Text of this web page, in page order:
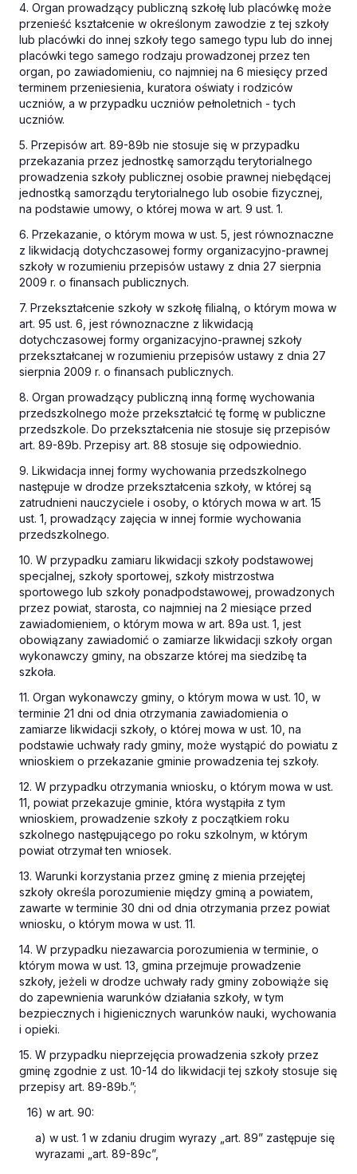
4. Organ prowadzący publiczną szkołę lub placówkę może
przenieść kształcenie w określonym zawodzie z tej szkoły
lub placówki do innej szkoły tego samego typu lub do innej
placówki tego samego rodzaju prowadzonej przez ten
organ, po zawiadomieniu, co najmniej na 6 miesięcy przed
terminem przeniesienia, kuratora oświaty i rodziców
uczniów, a w przypadku uczniów pełnoletnich - tych
uczniów.
5. Przepisów art. 89-89b nie stosuje się w przypadku
przekazania przez jednostkę samorządu terytorialnego
prowadzenia szkoły publicznej osobie prawnej niebędącej
jednostką samorządu terytorialnego lub osobie fizycznej,
na podstawie umowy, o której mowa w art. 9 ust. 1.
6. Przekazanie, o którym mowa w ust. 5, jest równoznaczne
z likwidacją dotychczasowej formy organizacyjno-prawnej
szkoły w rozumieniu przepisów ustawy z dnia 27 sierpnia
2009 r. o finansach publicznych.
7. Przekształcenie szkoły w szkołę filialną, o którym mowa w
art. 95 ust. 6, jest równoznaczne z likwidacją
dotychczasowej formy organizacyjno-prawnej szkoły
przekształcanej w rozumieniu przepisów ustawy z dnia 27
sierpnia 2009 r. o finansach publicznych.
8. Organ prowadzący publiczną inną formę wychowania
przedszkolnego może przekształcić tę formę w publiczne
przedszkole. Do przekształcenia nie stosuje się przepisów
art. 89-89b. Przepisy art. 88 stosuje się odpowiednio.
9. Likwidacja innej formy wychowania przedszkolnego
następuje w drodze przekształcenia szkoły, w której są
zatrudnieni nauczyciele i osoby, o których mowa w art. 15
ust. 1, prowadzący zajęcia w innej formie wychowania
przedszkolnego.
10. W przypadku zamiaru likwidacji szkoły podstawowej
specjalnej, szkoły sportowej, szkoły mistrzostwa
sportowego lub szkoły ponadpodstawowej, prowadzonych
przez powiat, starosta, co najmniej na 2 miesiące przed
zawiadomieniem, o którym mowa w art. 89a ust. 1, jest
obowiązany zawiadomić o zamiarze likwidacji szkoły organ
wykonawczy gminy, na obszarze której ma siedzibę ta
szkoła.
11. Organ wykonawczy gminy, o którym mowa w ust. 10, w
terminie 21 dni od dnia otrzymania zawiadomienia o
zamiarze likwidacji szkoły, o której mowa w ust. 10, na
podstawie uchwały rady gminy, może wystąpić do powiatu z
wnioskiem o przekazanie gminie prowadzenia tej szkoły.
12. W przypadku otrzymania wniosku, o którym mowa w ust.
11, powiat przekazuje gminie, która wystąpiła z tym
wnioskiem, prowadzenie szkoły z początkiem roku
szkolnego następującego po roku szkolnym, w którym
powiat otrzymał ten wniosek.
13. Warunki korzystania przez gminę z mienia przejętej
szkoły określa porozumienie między gminą a powiatem,
zawarte w terminie 30 dni od dnia otrzymania przez powiat
wniosku, o którym mowa w ust. 11.
14. W przypadku niezawarcia porozumienia w terminie, o
którym mowa w ust. 13, gmina przejmuje prowadzenie
szkoły, jeżeli w drodze uchwały rady gminy zobowiąże się
do zapewnienia warunków działania szkoły, w tym
bezpiecznych i higienicznych warunków nauki, wychowania
i opieki.
15. W przypadku nieprzejęcia prowadzenia szkoły przez
gminę zgodnie z ust. 10-14 do likwidacji tej szkoły stosuje się
przepisy art. 89-89b.”;
16) w art. 90:
a) w ust. 1 w zdaniu drugim wyrazy „art. 89” zastępuje się
wyrazami „art. 89-89c”,